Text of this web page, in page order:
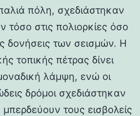
πόλη, σχεδιάστηκαν
τόσο στις πολιορκίες όσο
δονήσεις των σεισμών. Η
τοπικής πέτρας δίνει
λάμψη, ενώ οι
δρόμοι σχεδιάστηκαν
τους εισβολείς